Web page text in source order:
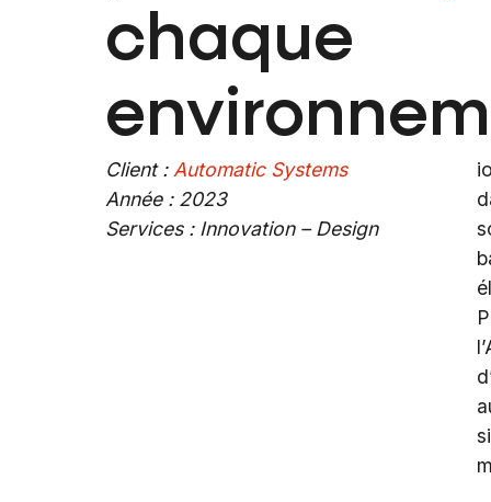
chaque
Client : Automatic Systems
Année : 2023
Services : Innovation – Design